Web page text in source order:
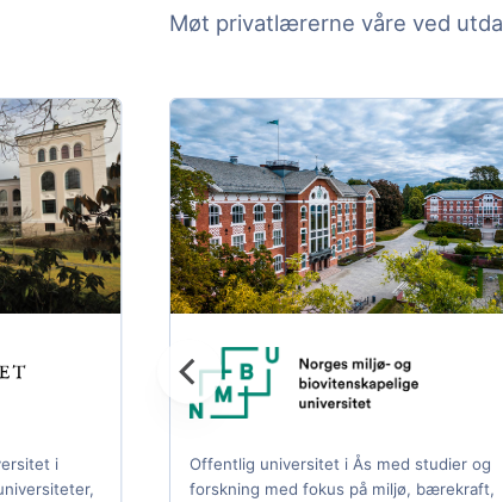
Møt privatlærerne våre ved
i
Offentlig universitet i Ås med studier og
forskning med fokus på miljø, bærekraft,